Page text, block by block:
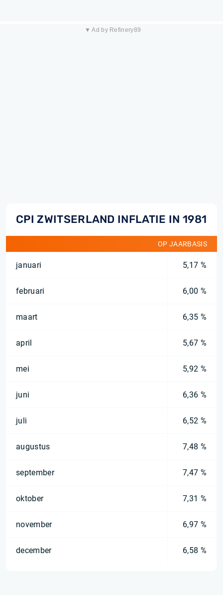
▼ Ad by Refinery89
CPI ZWITSERLAND INFLATIE IN 1981
OP JAARBASIS
januari 5,17 %
februari 6,00 %
maart 6,35 %
april 5,67 %
mei 5,92 %
juni 6,36 %
juli 6,52 %
augustus 7,48 %
september 7,47 %
oktober 7,31 %
november 6,97 %
december 6,58 %